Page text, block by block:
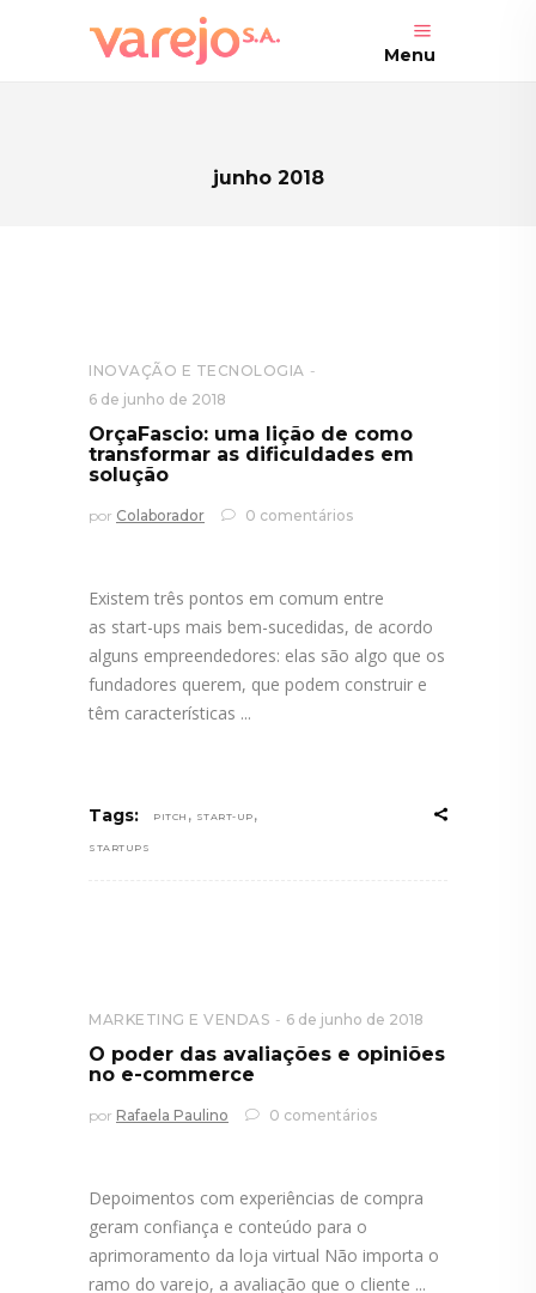
Menu
junho 2018
INOVAÇÃO E TECNOLOGIA
6 de junho de 2018
OrçaFascio: uma lição de como
transformar as dificuldades em
solução
por Colaborador 0 comentários
Existem três pontos em comum entre
as start-ups mais bem-sucedidas, de acordo
alguns empreendedores: elas são algo que os
fundadores querem, que podem construir e
têm características
Tags: PITCH , START-UP ,
STARTUPS
MARKETING E VENDAS 6 de junho de 2018
O poder das avaliações e opiniões
no e-commerce
por Rafaela Paulino 0 comentários
Depoimentos com experiências de compra
geram confiança e conteúdo para o
aprimoramento da loja virtual Não importa o
ramo do varejo, a avaliação que o cliente